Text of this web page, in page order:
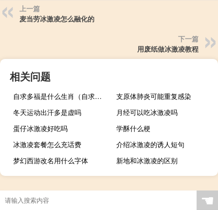
上一篇
麦当劳冰激凌怎么融化的
下一篇
用废纸做冰激凌教程
相关问题
自求多福是什么生肖（自求多福）
支原体肺炎可能重复感染
冬天运动出汗多是虚吗
月经可以吃冰激凌吗
蛋仔冰激凌好吃吗
学酥什么梗
冰激凌套餐怎么充话费
介绍冰激凌的诱人短句
梦幻西游改名用什么字体
新地和冰激凌的区别
☚